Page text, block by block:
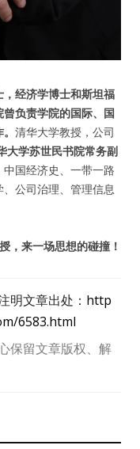
忘记密码?
个
经济学博士和斯坦福
负责学院的国际、国
清华大学教授，公司
大学苏世民书院常务副
国经济史、一带一路
公司治理、管理信息
，来一场思想的碰撞！
明文章出处： http
6583.html
保留文章版权、解